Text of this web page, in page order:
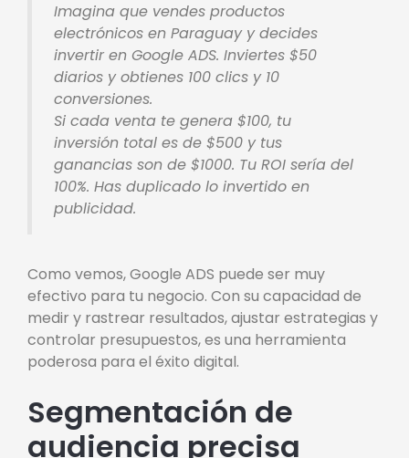
Imagina que vendes productos
electrónicos en Paraguay y decides
invertir en Google ADS. Inviertes $50
diarios y obtienes 100 clics y 10
conversiones.
Si cada venta te genera $100, tu
inversión total es de $500 y tus
ganancias son de $1000. Tu ROI sería del
100%. Has duplicado lo invertido en
publicidad.
Como vemos, Google ADS puede ser muy
efectivo para tu negocio. Con su capacidad de
medir y rastrear resultados, ajustar estrategias y
controlar presupuestos, es una herramienta
poderosa para el éxito digital.
Segmentación de
audiencia precisa